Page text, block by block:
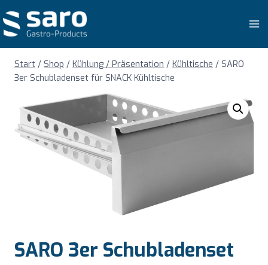
Inhalt
springen
Start / Shop / Kühlung / Präsentation / Kühltische / SARO
3er Schubladenset für SNACK Kühltische
SARO 3er Schubladenset